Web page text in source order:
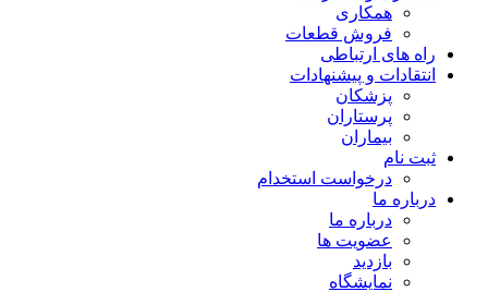
همکاری
فروش قطعات
راه های ارتباطی
انتقادات و پيشنهادات
پزشكان
پرستاران
بيماران
ثبت نام
درخواست استخدام
درباره ما
درباره ما
عضویت ها
بازدید
نمایشگاه